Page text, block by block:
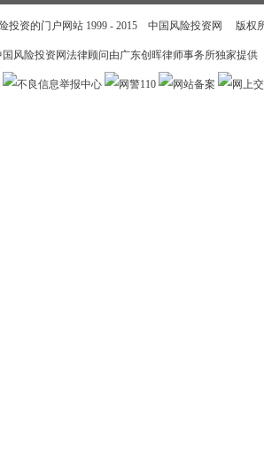
投资的门户网站 1999 - 2015 中国风险投资网 版权
国风险投资网法律顾问由广东创晖律师事务所独家提供